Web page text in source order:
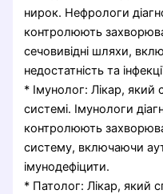
нирок. Нефрологи
контролюють
сечовивідні шляхи,
недостатність та
* Імунолог: Лікар, який
системі. Імунологи
контролюють
систему, включаючи
імунодефіцити.
* Патолог: Лікар, який